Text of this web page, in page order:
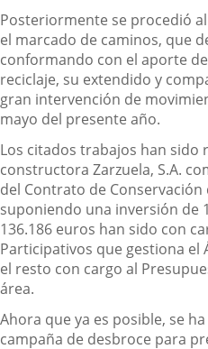
Posteriormente se procedió
el marcado de caminos, que
conformando con el aporte
reciclaje, su extendido y
gran intervención de
mayo del presente año.
Los citados trabajos han sido
constructora Zarzuela, S.A.
del Contrato de Conservación
suponiendo una inversión de
136.186 euros han sido con
Participativos que gestiona el
el resto con cargo al
área.
Ahora que ya es posible, se
campaña de desbroce para